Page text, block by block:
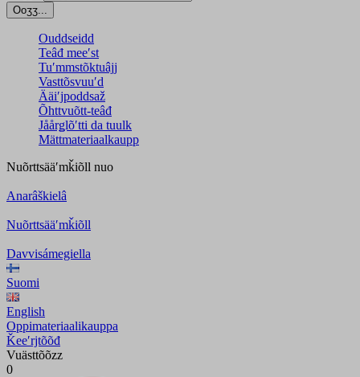
Ooʒʒ...
Ouddseidd
Teâđ meeʹst
Tuʹmmstõktuâjj
Vasttõsvuuʹd
Ääiʹjpoddsaž
Õhttvuõtt-teâđ
Jåårǥlõʹtti da tuulk
Mättmateriaalkaupp
Nuõrttsääʹmǩiõll nuo
Anarâškielâ
Nuõrttsääʹmǩiõll
Davvisámegiella
Suomi
English
Oppimateriaalikauppa
Ǩeeʹrjtõõđ
Vuästtõõzz
0